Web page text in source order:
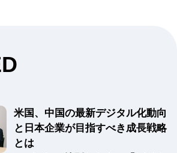
米国、中国の最新デジタル化動向
と日本企業が目指すべき成長戦略
とは